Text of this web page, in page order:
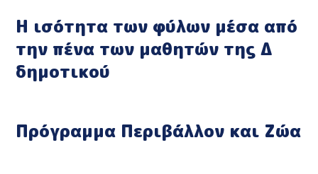
Η ισότητα των φύλων μέσα από
την πένα των μαθητών της Δ
δημοτικού
Πρόγραμμα Περιβάλλον και Ζώα